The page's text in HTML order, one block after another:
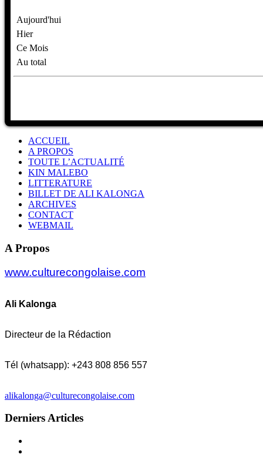
Aujourd'hui
Hier
Ce Mois
Au total
ACCUEIL
A PROPOS
TOUTE L’ACTUALITÉ
KIN MALEBO
LITTERATURE
BILLET DE ALI KALONGA
ARCHIVES
CONTACT
WEBMAIL
A Propos
www.culturecongolaise.com
Ali Kalonga
Directeur de la Rédaction
Tél (whatsapp): +243 808 856 557
alikalonga@culturecongolaise.com
Derniers Articles